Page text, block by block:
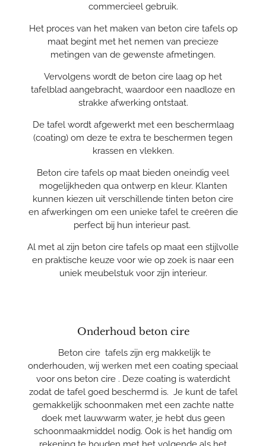
commercieel gebruik.
Het proces van het maken van beton cire tafels op
maat begint met het nemen van precieze
metingen van de gewenste afmetingen.
Vervolgens wordt de beton cire laag op het
tafelblad aangebracht, waardoor een naadloze en
strakke afwerking ontstaat.
De tafel wordt afgewerkt met een beschermlaag
(coating) om deze te extra te beschermen tegen
krassen en vlekken.
Beton cire tafels op maat bieden oneindig veel
mogelijkheden qua ontwerp en kleur. Klanten
kunnen kiezen uit verschillende tinten beton cire
en afwerkingen om een unieke tafel te creëren die
perfect bij hun interieur past.
Al met al zijn beton cire tafels op maat een stijlvolle
en praktische keuze voor wie op zoek is naar een
uniek meubelstuk voor zijn interieur.
Onderhoud beton cire
Beton cire tafels zijn erg makkelijk te
onderhouden, wij werken met een coating speciaal
voor ons beton cire . Deze coating is waterdicht
zodat de tafel goed beschermd is. Je kunt de tafel
gemakkelijk schoonmaken met een zachte natte
doek met lauwwarm water, je hebt dus geen
schoonmaakmiddel nodig. Ook is het handig om